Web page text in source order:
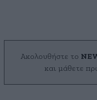
Ακολουθήστε το
και μάθετε